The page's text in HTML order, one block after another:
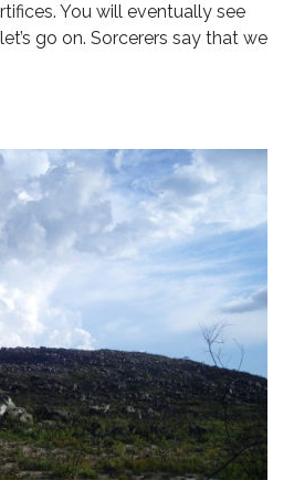
You will eventually see
go on. Sorcerers say that we